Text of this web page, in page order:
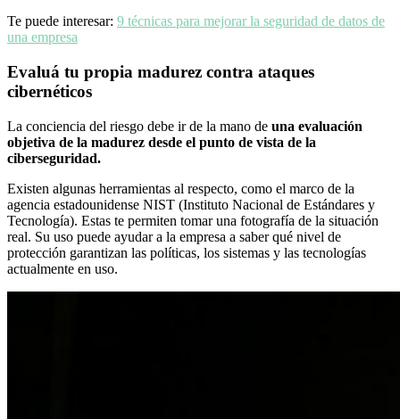
Te puede interesar: 9 técnicas para mejorar la seguridad de datos de
una empresa
Evaluá tu propia madurez contra ataques
cibernéticos
La conciencia del riesgo debe ir de la mano de una evaluación
objetiva de la madurez desde el punto de vista de la
ciberseguridad.
Existen algunas herramientas al respecto, como el marco de la
agencia estadounidense NIST (Instituto Nacional de Estándares y
Tecnología). Estas te permiten tomar una fotografía de la situación
real. Su uso puede ayudar a la empresa a saber qué nivel de
protección garantizan las políticas, los sistemas y las tecnologías
actualmente en uso.